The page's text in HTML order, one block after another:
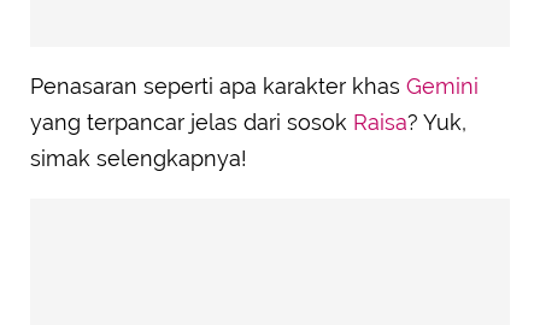
Penasaran seperti apa karakter khas Gemini
yang terpancar jelas dari sosok Raisa? Yuk,
simak selengkapnya!